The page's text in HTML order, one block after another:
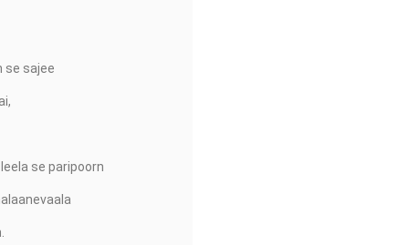
se sajee
se paripoorn